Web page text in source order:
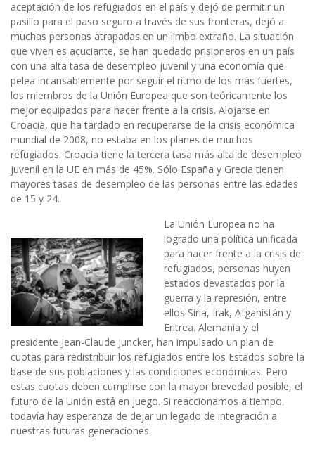
aceptación de los refugiados en el país y dejó de permitir un
pasillo para el paso seguro a través de sus fronteras, dejó a
muchas personas atrapadas en un limbo extraño. La situación
que viven es acuciante, se han quedado prisioneros en un país
con una alta tasa de desempleo juvenil y una economía que
pelea incansablemente por seguir el ritmo de los más fuertes,
los miembros de la Unión Europea que son teóricamente los
mejor equipados para hacer frente a la crisis. Alojarse en
Croacia, que ha tardado en recuperarse de la crisis económica
mundial de 2008, no estaba en los planes de muchos
refugiados. Croacia tiene la tercera tasa más alta de desempleo
juvenil en la UE en más de 45%. Sólo España y Grecia tienen
mayores tasas de desempleo de las personas entre las edades
de 15 y 24.
La Unión Europea no ha
logrado una política unificada
para hacer frente a la crisis de
refugiados, personas huyen
estados devastados por la
guerra y la represión, entre
ellos Siria, Irak, Afganistán y
Eritrea. Alemania y el
presidente Jean-Claude Juncker, han impulsado un plan de
cuotas para redistribuir los refugiados entre los Estados sobre la
base de sus poblaciones y las condiciones económicas. Pero
estas cuotas deben cumplirse con la mayor brevedad posible, el
futuro de la Unión está en juego. Si reaccionamos a tiempo,
todavía hay esperanza de dejar un legado de integración a
nuestras futuras generaciones.